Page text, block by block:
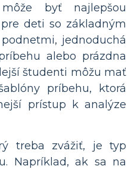
byť najlepšou
deti so základným
jednoduchá
alebo prázdna
študenti môžu mať
príbehu, ktorá
prístup k analýze
treba zvážiť, je typ
Napríklad, ak sa na